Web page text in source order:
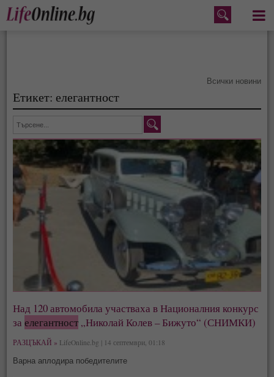
Меню
Всички новини
Етикет: елегантност
Над 120 автомобила участваха в Националния конкурс
заелегантност „Николай Колев – Бижуто“ (СНИМКИ)
РАЗЦЪКАЙ » LifeOnline.bg | 14 септември, 01:18
Варна аплодира победителите